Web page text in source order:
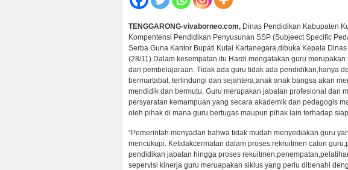
TENGGARONG-vivaborneo.com, Dinas Pendidikan Kabupaten
Kompentensi Pendidikan Penyusunan SSP (Subjeect Specific
Serba Guna Kantor Bupati Kutai Kartanegara,dibuka Kepala
(28/11).Dalam kesempatan itu Hardi mengatakan guru
dan pembelajaraan. Tidak ada guru tidak ada pendidikan,hanya
bermartabat, terlindungi dan sejahtera,anak anak bangsa akan
mendidik dan bermutu. Guru merupakan jabatan profesional dan
persyaratan kemampuan yang secara akademik dan pedagogis
oleh pihak di mana guru bertugas maupun pihak lain terhadap
“Pemerintah menyadari bahwa tidak mudah menyediakan guru
mencukupi. Ketidakcermatan dalam proses rekruitmen calon
pendidikan jabatan hingga proses
sepervisi kinerja guru meruapakan siklus yang perlu dibenahi